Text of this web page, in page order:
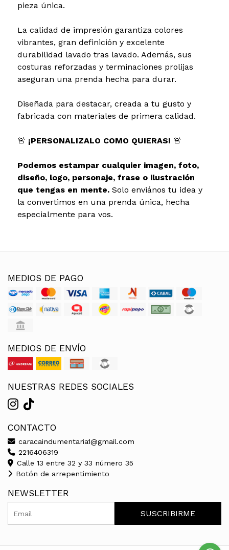
pieza única.
La calidad de impresión garantiza colores
vibrantes, gran definición y excelente
durabilidad lavado tras lavado. Además, sus
costuras reforzadas y terminaciones prolijas
aseguran una prenda hecha para durar.
Diseñada para destacar, creada a tu gusto y
fabricada con materiales de primera calidad.
🚨 ¡PERSONALIZALO COMO QUIERAS! 🚨
Podemos estampar cualquier imagen, foto,
diseño, logo, personaje, frase o ilustración
que tengas en mente.Solo enviános tu idea y
la convertimos en una prenda única, hecha
especialmente para vos.
MEDIOS DE PAGO
MEDIOS DE ENVÍO
NUESTRAS REDES SOCIALES
CONTACTO
caracaindumentaria1@gmail.com
2216406319
Calle 13 entre 32 y 33 número 35
Botón de arrepentimiento
NEWSLETTER
SUSCRIBIRME